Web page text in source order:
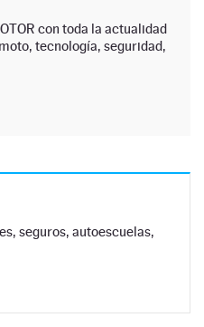
con toda la actualidad
tecnología, seguridad,
seguros, autoescuelas,